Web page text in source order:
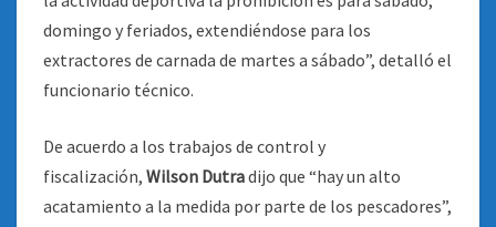
domingo y feriados, extendiéndose para los
extractores de carnada de martes a sábado”, detalló el
funcionario técnico.
De acuerdo a los trabajos de control y
fiscalización, Wilson Dutradijo que “hay un alto
acatamiento a la medida por parte de los pescadores”,